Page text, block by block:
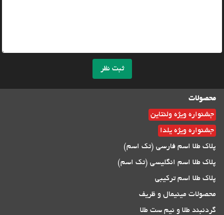
ثبت نظر
محصولات
جشنواره ویژه ولنتاین
جشنواره ویژه یلدا
پلاک طلا اسم فارسی (تک اسم)
پلاک طلا اسم انگلیسی (تک اسم)
پلاک طلا اسم ترکیبی
محصولات مینیمال و ظریف
گردنبند طلا و نیم ست طلا